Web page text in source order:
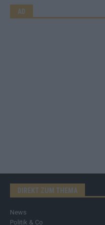
AD
DIREKT ZUM THEMA
News
Politik & Co